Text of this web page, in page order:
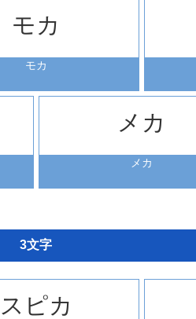
モカ
モカ
メカ
メカ
3文字
スピカ